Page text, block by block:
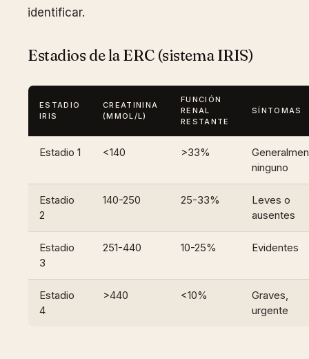
identificar.
Estadios de la ERC (sistema IRIS)
ESTADIO
IRIS
CREATININA
(ΜMOL/L)
FUNCIÓN
RENAL
RESTANTE
SÍNTOMAS
Estadio 1 <140 >33%
ninguno
Estadio
2
140-250 25-33%
Leves o
ausentes
Estadio
3
251-440 10-25% Evidentes
Estadio
4
>440 <10%
Graves,
urgente